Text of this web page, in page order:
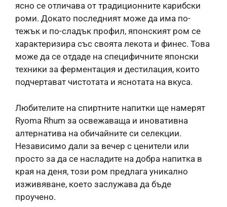
ясно се отличава от традиционните карибски
роми. Докато последният може да има по-
тежък и по-сладък профил, японският ром се
характеризира със своята лекота и финес. Това
може да се отдаде на специфичните японски
техники за ферментация и дестилация, които
подчертават чистотата и яснотата на вкуса.
Любителите на спиртните напитки ще намерят
Ryoma Rhum за освежаваща и иновативна
алтернатива на обичайните си селекции.
Независимо дали за вечер с ценители или
просто за да се насладите на добра напитка в
края на деня, този ром предлага уникално
изживяване, което заслужава да бъде
проучено.